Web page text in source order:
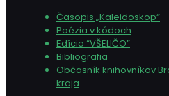
Časopis „Kaleidoskop“
Poézia v kódoch
Edícia “VŠELIČO”
Bibliografia
Občasník knihovníkov
kraja